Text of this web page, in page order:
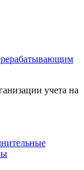
учета на